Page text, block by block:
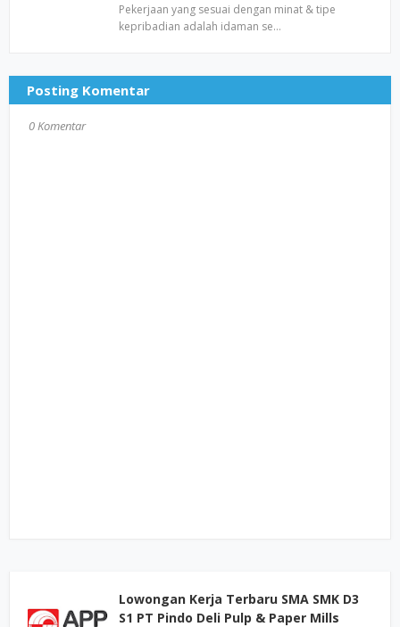
Pekerjaan yang sesuai dengan minat & tipe
kepribadian adalah idaman se…
Posting Komentar
0 Komentar
Lowongan Kerja Terbaru SMA SMK D3
S1 PT Pindo Deli Pulp & Paper Mills